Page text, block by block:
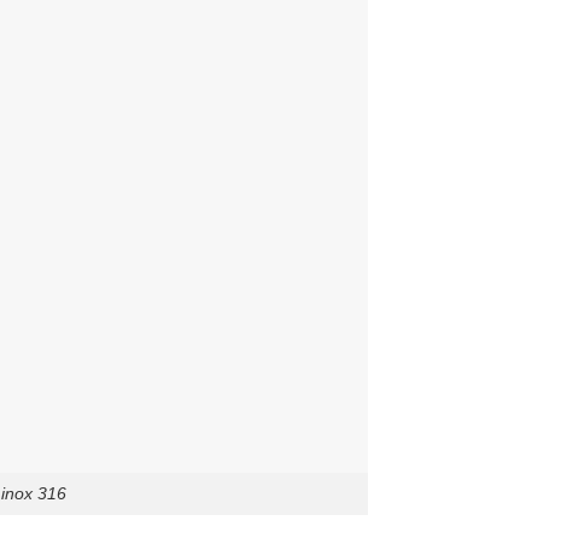
316